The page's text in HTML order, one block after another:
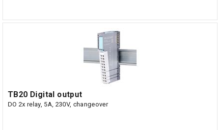
TB20 Digital output
DO 2x relay, 5A, 230V, changeover